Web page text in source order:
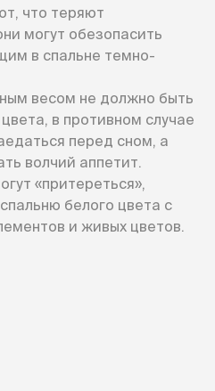
что теряют
могут обезопасить
в спальне темно-
весом не должно быть
в противном случае
перед сном, а
волчий аппетит.
«притереться»,
белого цвета с
и живых цветов.